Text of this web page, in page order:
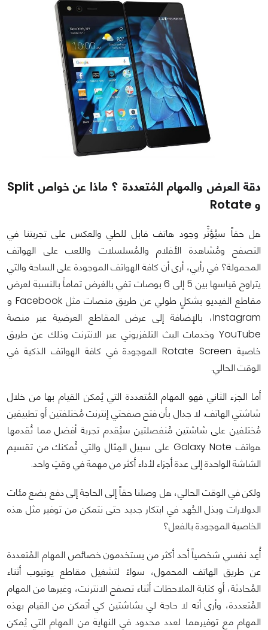
دقة العرض والمهام المُتعددة ؟ ماذا عن خواص Split
و Rotate
هل حقاً سيُؤثِّر وجود هاتف قابل للطي والعكس على تجربتنا في
التصفح ومُشاهدة الأفلام والمُسلسلات واللعب على الهواتف
المحمولة؟ في رأيي، أرى أن كافة الهواتف الموجودة على الساحة والتي
يتراوح قياسها بين 5 إلى 6 بوصات تفي بالغرض تماماً بالنسبة لعرض
مقاطع الفيديو بشكلٍ طولي عن طريق منصات مثل Facebook و
Instagram، بالإضافة إلى عرض المقاطع العرضية عبر منصة
YouTube وخدمات البث التلفزيوني عبر الانترنت وذلك عن طريق
خاصية Rotate Screen الموجودة في كافة الهواتف الذكية في
الوقت الحالي.
أما الجزء الثاني فهو المهام المُتعددة التي يُمكن القيام بها من خلال
شاشتي الهاتف. لا جدال بأن فتح صفحتي إنترنت مُختلفتين أو تطبيقين
مُختلفين على شاشتين مُنفصلتين سيُقدم تجربة أفضل مما تُقدمها
هواتف Galaxy Note على سبيل المِثال والتي تُمكنك من تقسيم
الشاشة الواحدة إلى عدة أجزاء لأداء أكثر من مهمة في وقتٍ واحد.
ولكن في الوقت الحالي، هل وصلنا حقاً إلى الحاجة إلى دفع بضع مئات
الدولارات وبذل الجُهد في ابتكار جديد حتى نتمكن من توفير مثل هذه
الخاصية الموجودة بالفعل؟
أُعِد نفسي شخصياً أحد أكثر من يستخدمون خصائص المهام المُتعددة
عن طريق الهاتف المحمول، سواءً لتشغيل مقاطع يوتيوب أثناء
المُحادثة، أو كتابة الملاحظات أثناء تصفح الانترنت، وغيرها من المهام
المُتعددة، وأرى أنه لا حاجة لي بشاشتين كي أتمكن من القيام بهذه
المهام مع توفيرهما لعدد محدود في النهاية من المهام التي يُمكن